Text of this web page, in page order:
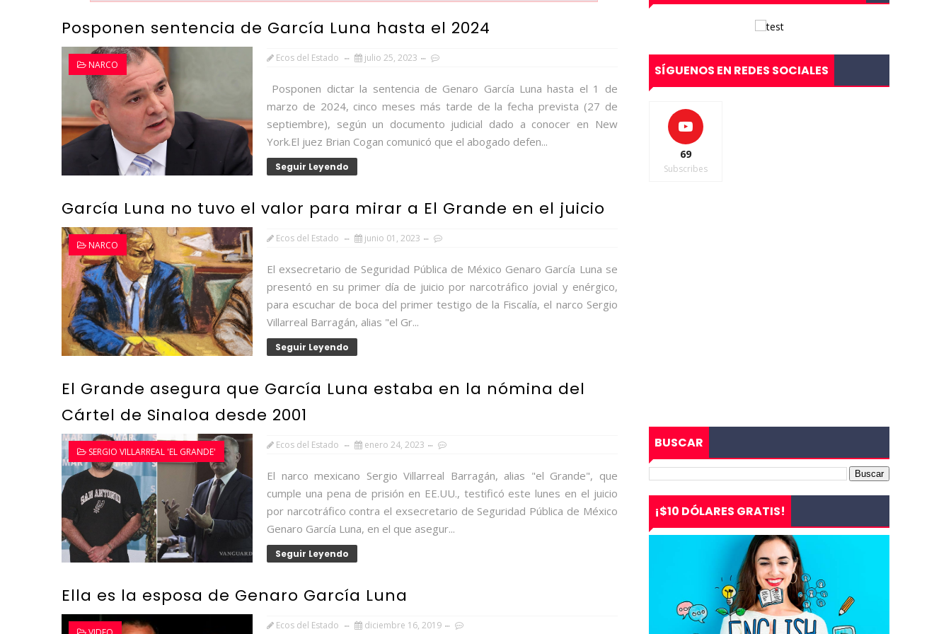
Posponen sentencia de García Luna hasta el 2024
NARCO
Ecos del Estado julio 25, 2023
Posponen dictar la sentencia de Genaro García Luna hasta el 1 de
marzo de 2024, cinco meses más tarde de la fecha prevista (27 de
septiembre), según un documento judicial dado a conocer en New
York.El juez Brian Cogan comunicó que el abogado defen...
Seguir Leyendo
García Luna no tuvo el valor para mirar a El Grande en el juicio
NARCO
Ecos del Estado junio 01, 2023
El exsecretario de Seguridad Pública de México Genaro García Luna se
presentó en su primer día de juicio por narcotráfico jovial y enérgico,
para escuchar de boca del primer testigo de la Fiscalía, el narco Sergio
Villarreal Barragán, alias "el Gr...
Seguir Leyendo
El Grande asegura que García Luna estaba en la nómina del
Cártel de Sinaloa desde 2001
SERGIO VILLARREAL 'EL GRANDE'
Ecos del Estado enero 24, 2023
El narco mexicano Sergio Villarreal Barragán, alias "el Grande", que
cumple una pena de prisión en EE.UU., testificó este lunes en el juicio
por narcotráfico contra el exsecretario de Seguridad Pública de México
Genaro García Luna, en el que asegur...
Seguir Leyendo
Ella es la esposa de Genaro García Luna
Ecos del Estado diciembre 16, 2019
SÍGUENOS EN REDES SOCIALES
69
Subscribes
BUSCAR
¡$10 DÓLARES GRATIS!